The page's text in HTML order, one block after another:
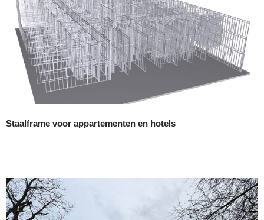
Staalframe voor appartementen en hotels